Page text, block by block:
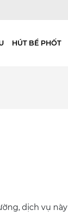
HÚT BỂ PHỐT
dịch vụ này